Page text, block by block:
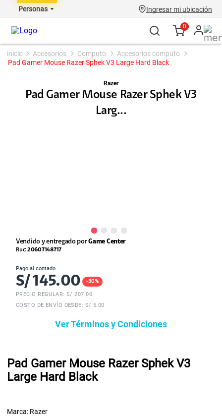
Personas Ingresar mi ubicación
0
accesorios computo
accesorios computo
Pad Gamer Mouse Razer Sphek V3 Large Hard Black
Razer
Pad Gamer Mouse Razer Sphek V3
Larg...
Vendido y entregado porGame Center
Ruc:20607148717
Pago al contado
S/145.00 -30%
PRECIO REGULAR: S/207.00
COSTO DE ENVÍO DESDE: S/ 5.00
Ver Términos y Condiciones
Pad Gamer Mouse Razer Sphek V3
Large Hard Black
Marca: Razer